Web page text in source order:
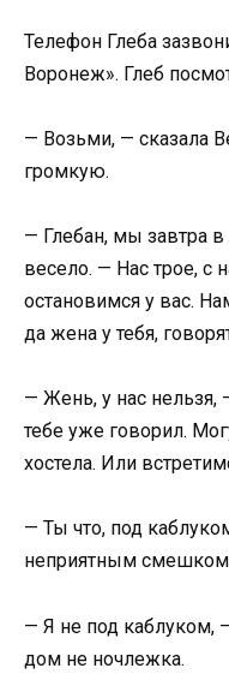
Телефон Глеба
Воронеж». Глеб
— Возьми, — сказала
громкую.
— Глебан, мы завтра
весело. — Нас трое, с
остановимся у вас.
да жена у тебя,
— Жень, у нас нельзя,
тебе уже говорил.
хостела. Или
— Ты что, под
неприятным
— Я не под каблуком,
дом не ночлежка.